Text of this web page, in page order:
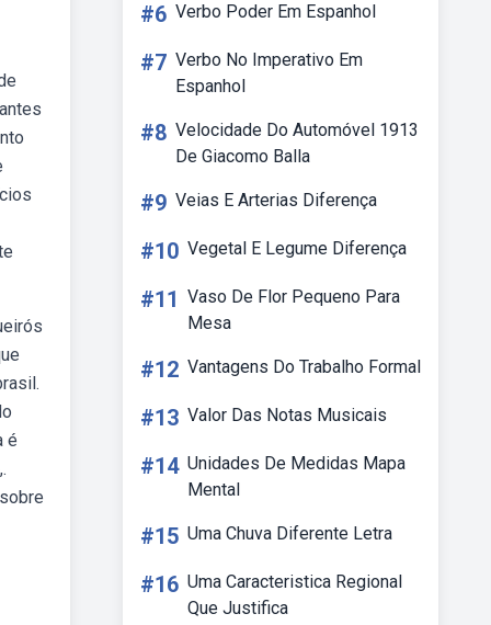
é
#6 Verbo Poder Em Espanhol
#7 Verbo No Imperativo Em
Espanhol
#8 Velocidade Do Automóvel 1913
De Giacomo Balla
#9 Veias E Arterias Diferença
#10 Vegetal E Legume Diferença
#11 Vaso De Flor Pequeno Para
Mesa
#12 Vantagens Do Trabalho Formal
#13 Valor Das Notas Musicais
#14 Unidades De Medidas Mapa
Mental
#15 Uma Chuva Diferente Letra
#16 Uma Caracteristica Regional
Que Justifica